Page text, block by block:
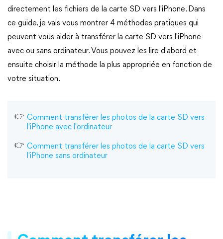
directement les fichiers de la carte SD vers l'iPhone. Dans
ce guide, je vais vous montrer 4 méthodes pratiques qui
peuvent vous aider à transférer la carte SD vers l'iPhone
avec ou sans ordinateur. Vous pouvez les lire d'abord et
ensuite choisir la méthode la plus appropriée en fonction de
votre situation.
Comment transférer les photos de la carte SD vers
l'iPhone avec l'ordinateur
Comment transférer les photos de la carte SD vers
l'iPhone sans ordinateur